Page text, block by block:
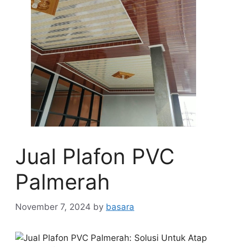
Jual Plafon PVC
Palmerah
November 7, 2024 by basara